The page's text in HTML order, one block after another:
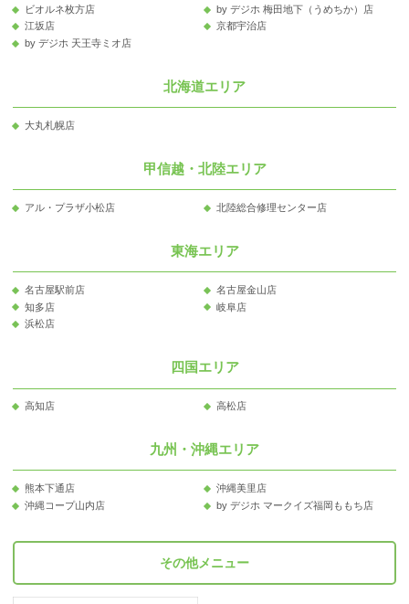
ビオルネ枚方店
by デジホ 梅田地下（うめちか）店
江坂店
京都宇治店
by デジホ 天王寺ミオ店
北海道エリア
大丸札幌店
甲信越・北陸エリア
アル・プラザ小松店 北陸総合修理センター店
東海エリア
名古屋駅前店
名古屋金山店
知多店
岐阜店
浜松店
四国エリア
高知店 高松店
九州・沖縄エリア
熊本下通店
沖縄美里店
沖縄コープ山内店
by デジホ マークイズ福岡ももち店
その他メニュー